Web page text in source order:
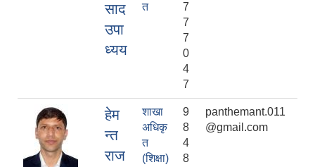
साद
उपा
ध्यय
त
7
7
7
0
4
7
हेम
न्त
राज
शाखा
अधिकृ
त
(शिक्षा)
9
8
4
8
panthemant.011
@gmail.com